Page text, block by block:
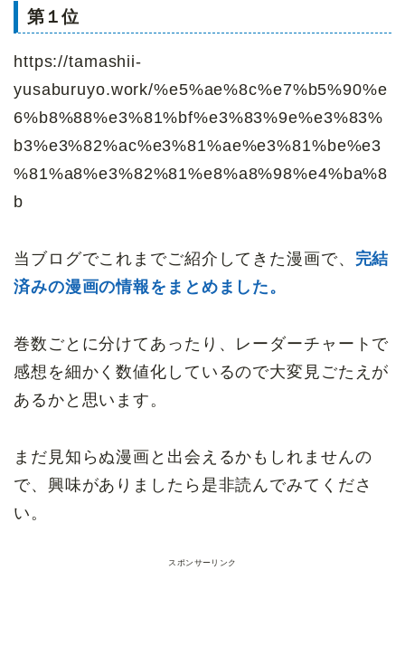
第１位
https://tamashii-
yusaburuyo.work/%e5%ae%8c%e7%b5%90%e
6%b8%88%e3%81%bf%e3%83%9e%e3%83%
b3%e3%82%ac%e3%81%ae%e3%81%be%e3
%81%a8%e3%82%81%e8%a8%98%e4%ba%8
b
当ブログでこれまでご紹介してきた漫画で、 完結
済みの漫画の情報をまとめました。
巻数ごとに分けてあったり、レーダーチャートで
感想を細かく数値化しているので大変見ごたえが
あるかと思います。
まだ見知らぬ漫画と出会えるかもしれませんの
で、興味がありましたら是非読んでみてくださ
い。
スポンサーリンク